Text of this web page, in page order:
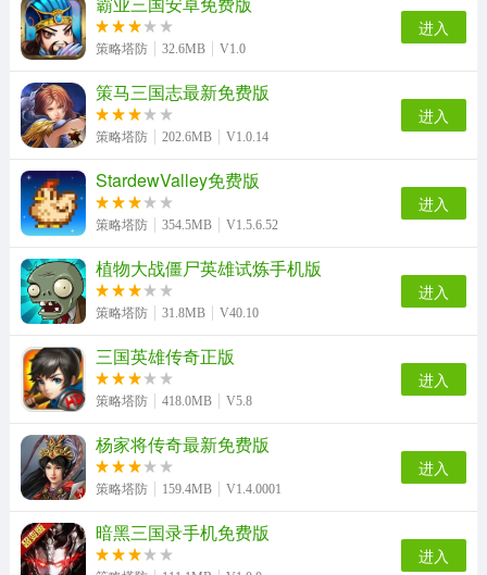
猫咪大战争日服无广告版 封神传奇手游无广告版
英雄无敌ol游戏完整版
策略塔防 32.6MB V1.0
进入
策马三国志最新免费版
策略塔防 202.6MB V1.0.14
进入
StardewValley免费版
策略塔防 354.5MB V1.5.6.52
进入
植物大战僵尸英雄试炼手机版
策略塔防 31.8MB V40.10
进入
三国英雄传奇正版
策略塔防 418.0MB V5.8
进入
杨家将传奇最新免费版
策略塔防 159.4MB V1.4.0001
进入
暗黑三国录手机免费版
进入